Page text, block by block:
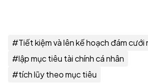
#Tiết kiệm và lên kế hoạch đám cưới
#lập mục tiêu tài chính cá nhân
#tích lũy theo mục tiêu